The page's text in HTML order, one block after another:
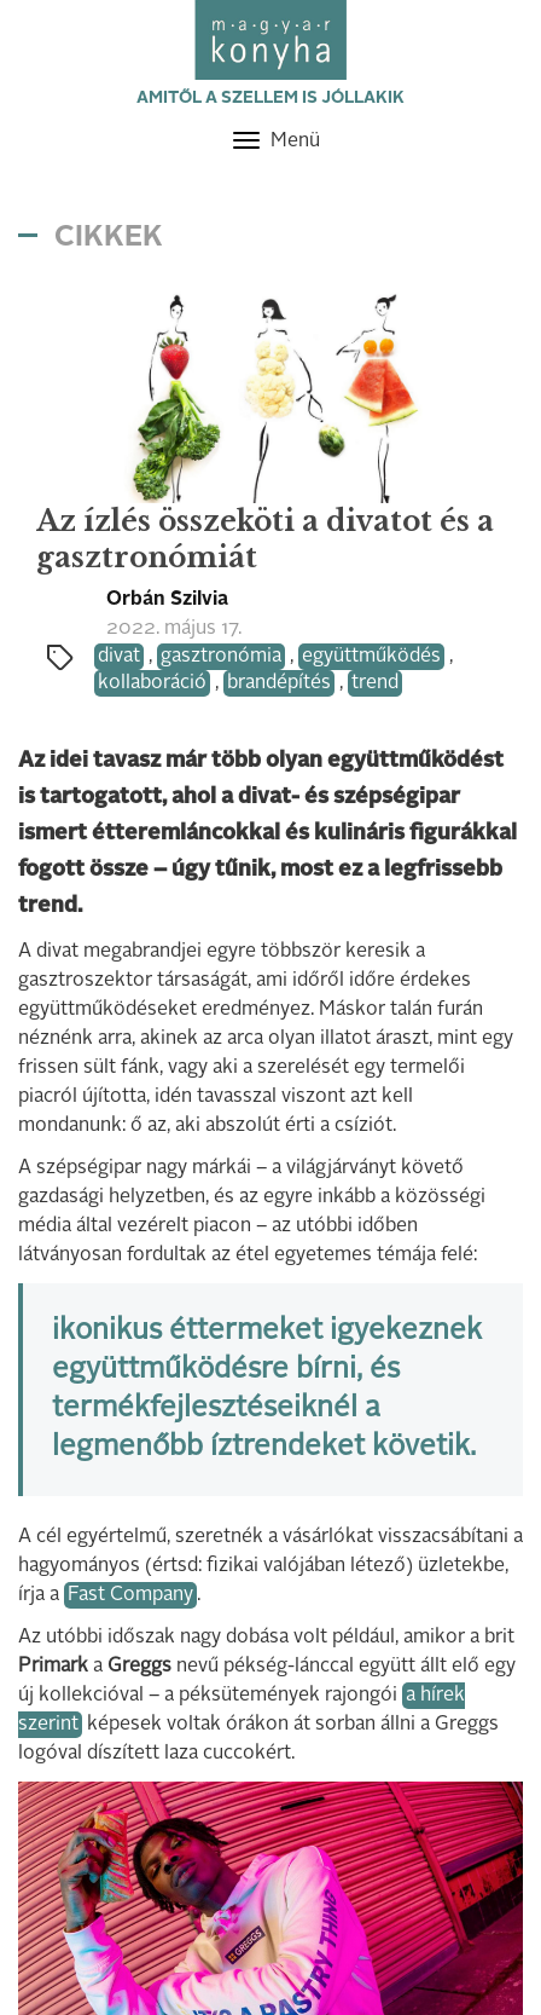
AMITŐL A SZELLEM IS JÓLLAKIK
Toggle
Menü
CIKKEK
Az ízlés összeköti a divatot és a
gasztronómiát
Orbán Szilvia
2022. május 17.
divat , gasztronómia , együttműködés ,
kollaboráció , brandépítés , trend
Az idei tavasz már több olyan együttműködést
is tartogatott, ahol a divat- és szépségipar
ismert étteremláncokkal és kulináris figurákkal
fogott össze – úgy tűnik, most ez a legfrissebb
trend.
A divat megabrandjei egyre többször keresik a
gasztroszektor társaságát, ami időről időre érdekes
együttműködéseket eredményez. Máskor talán furán
néznénk arra, akinek az arca olyan illatot áraszt, mint egy
frissen sült fánk, vagy aki a szerelését egy termelői
piacról újította, idén tavasszal viszont azt kell
mondanunk: ő az, aki abszolút érti a csíziót.
A szépségipar nagy márkái – a világjárványt követő
gazdasági helyzetben, és az egyre inkább a közösségi
média által vezérelt piacon – az utóbbi időben
látványosan fordultak az étel egyetemes témája felé:
ikonikus éttermeket igyekeznek
együttműködésre bírni, és
termékfejlesztéseiknél a
legmenőbb íztrendeket követik.
A cél egyértelmű, szeretnék a vásárlókat visszacsábítani a
hagyományos (értsd: fizikai valójában létező) üzletekbe,
írja a Fast Company .
Az utóbbi időszak nagy dobása volt például, amikor a brit
Primark a Greggs nevű pékség-lánccal együtt állt elő egy
új kollekcióval – a péksütemények rajongói a hírek
szerint képesek voltak órákon át sorban állni a Greggs
logóval díszített laza cuccokért.